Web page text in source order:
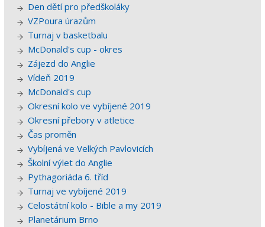
Den dětí pro předškoláky
VZPoura úrazům
Turnaj v basketbalu
McDonald's cup - okres
Zájezd do Anglie
Vídeň 2019
McDonald's cup
Okresní kolo ve vybíjené 2019
Okresní přebory v atletice
Čas proměn
Vybíjená ve Velkých Pavlovicích
Školní výlet do Anglie
Pythagoriáda 6. tříd
Turnaj ve vybíjené 2019
Celostátní kolo - Bible a my 2019
Planetárium Brno